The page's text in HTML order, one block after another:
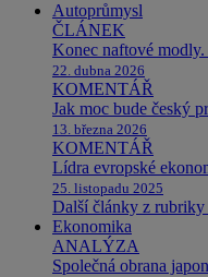
Autoprůmysl
ČLÁNEK
Konec naftové
22. dubna 2026
KOMENTÁŘ
Jak moc bude český
13. března 2026
KOMENTÁŘ
Lídra evropské
25. listopadu 2025
Další články z rubriky
Ekonomika
ANALÝZA
Společná obrana